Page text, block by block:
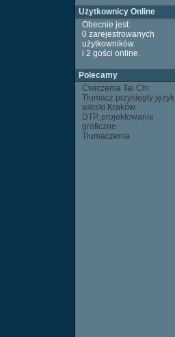
Użytkownicy Online
Obecnie jest:
0 zarejestrowanych
użytkowników
i 2 gości online.
Polecamy
Ćwiczenia Tai Chi
Tłumacz przysięgły język
włoski Kraków
DTP, projektowanie
graficzne
Tłumaczenia